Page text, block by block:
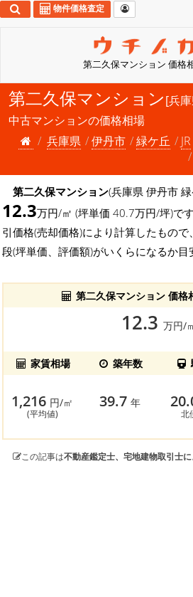
第二久保マンション 価格
物件価格査定
第二久保マンション[兵
中古マンションの価格相場
兵庫県
伊丹市 緑ケ丘 JR
第二久保マンション(兵庫県 伊丹市
12.3万円/㎡ (坪単価 40.7万円/坪)で
引価格(売却価格)により計算したもの
段(坪単価、評価額)がいくらになるか目
第二久保マンション 価格
12.3 万円/
家賃相場 築年数
1,216 円/㎡
(平均値)
39.7年
北
この記事は不動産鑑定士、宅地建物取引士